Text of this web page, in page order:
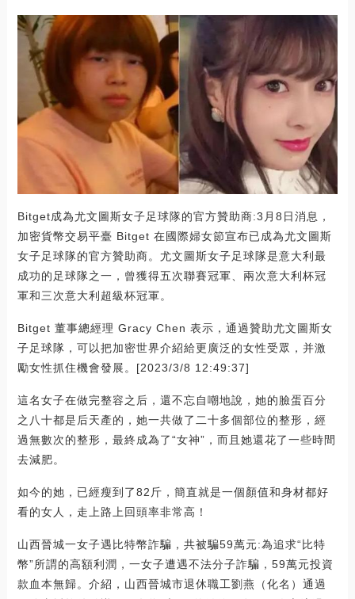
Bitget成為尤文圖斯女子足球隊的官方贊助商:3月8日消息，
加密貨幣交易平臺 Bitget 在國際婦女節宣布已成為尤文圖斯
女子足球隊的官方贊助商。尤文圖斯女子足球隊是意大利最
成功的足球隊之一，曾獲得五次聯賽冠軍、兩次意大利杯冠
軍和三次意大利超級杯冠軍。
Bitget 董事總經理 Gracy Chen 表示，通過贊助尤文圖斯女
子足球隊，可以把加密世界介紹給更廣泛的女性受眾，并激
勵女性抓住機會發展。[2023/3/8 12:49:37]
這名女子在做完整容之后，還不忘自嘲地說，她的臉蛋百分
之八十都是后天產的，她一共做了二十多個部位的整形，經
過無數次的整形，最終成為了“女神”，而且她還花了一些時間
去減肥。
如今的她，已經瘦到了82斤，簡直就是一個顏值和身材都好
看的女人，走上路上回頭率非常高！
山西晉城一女子遇比特幣詐騙，共被騙59萬元:為追求“比特
幣”所謂的高額利潤，一女子遭遇不法分子詐騙，59萬元投資
款血本無歸。介紹，山西晉城市退休職工劉燕（化名）通過